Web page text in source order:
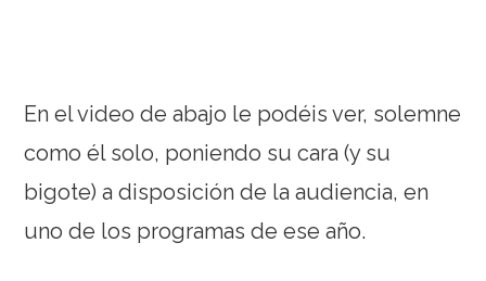
En el video de abajo le podéis ver, solemne
como él solo, poniendo su cara (y su
bigote) a disposición de la audiencia, en
uno de los programas de ese año.